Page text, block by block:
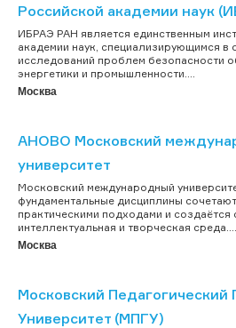
Российской академии наук
ИБРАЭ РАН является единственным
академии наук, специализирующимся в
исследований проблем безопасности
энергетики и промышленности....
Москва
АНОВО Московский
университет
Московский международный
фундаментальные дисциплины
практическими подходами и
интеллектуальная и творческая среда....
Москва
Московский Педагогический
Университет (МПГУ)